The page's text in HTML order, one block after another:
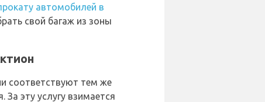
автомобилей в
свой багаж из зоны
соответствуют тем же
эту услугу взимается